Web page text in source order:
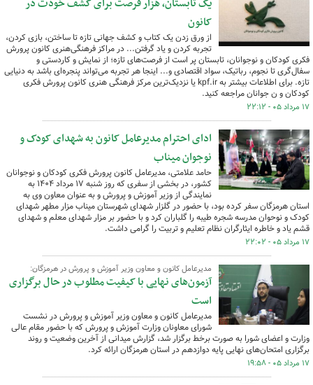
کانون
از ورق زدن یک کتاب و کشف جهانی تازه تا ساختن، بازی کردن،
تجربه کردن و یاد گرفتن... در مراکز فرهنگی‌هنری کانون پرورش
فکری کودکان و نوجوانان، تابستان پر است از فرصت‌های تازه؛ از نمایش و کاردستی و
سفال‌گری تا نجوم، رباتیک، سواد اقتصادی و... اینجا هر تجربه می‌تواند پنجره‌ای باشد به دنیایی
تازه. برای اطلاعات بیشتر به kpf.ir یا نزدیک‌ترین مرکز فرهنگی هنری کانون پرورش فکری
کودکان و ن جوانان مراجعه کنید.
۱۷ مرداد ۰۵ - ۲۲:۱۲
ادای احترام مدیرعامل کانون به شهدای کودک و
نوجوان میناب
حامد علامتی، مدیرعامل کانون پرورش فکری کودکان و نوجوانان
کشور، در بخشی از سفری که روز شنبه ۱۷ مرداد ۱۴۰۴ به‌
نمایندگی از وزیر آموزش و پرورش و به عنوان‌ معاون وی به
استان هرمزگان سفر کرده بود، با حضور در گلزار شهدای شهرستان میناب مزار مطهر شهدای
کودک و نوحوان مدرسه شجره طیبه را گلباران کرد و با حضور بر مزار شهدای معلم و شهدای
قشم یاد و خاطره ایثارگران نظام تعلیم و تربیت را گرامی داشت.
۱۷ مرداد ۰۵ - ۲۲:۰۲
مدیرعامل کانون و معاون وزیر آموزش و پرورش در هرمزگان:
آزمون‌های نهایی با کیفیت مطلوب در حال برگزاری
است
مدیرعامل کانون و معاون وزیر آموزش و پرورش ​در نشست
شورای معاونان وزارت آموزش و پرورش که با حضور مقام عالی
وزارت و اعضای شورا به صورت برخط برگزار شد، گزارش میدانی از آخرین وضعیت و روند
برگزاری امتحان‌های نهایی پایه دوازدهم در استان هرمزگان ارائه کرد.
۱۷ مرداد ۰۵ - ۱۹:۵۸